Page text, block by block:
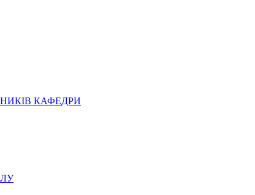
КАФЕДРИ